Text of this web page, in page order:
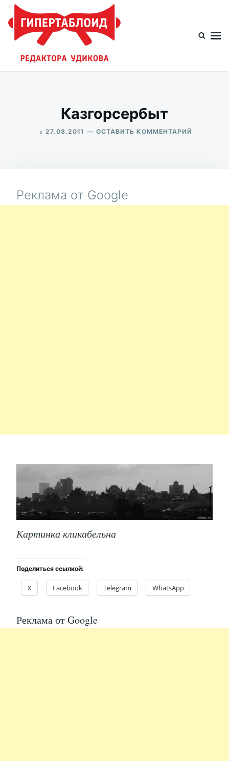
Перейти
содержимому
Искать:
Казгорсербыт
в 27.08.2011 ОСТАВИТЬ КОММЕНТАРИЙ
Реклама от Google
Картинка кликабельна
Поделиться ссылкой:
X Facebook Telegram WhatsApp
Реклама от Google